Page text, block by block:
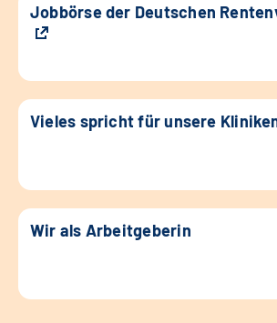
Jobbörse der Deutschen
Vieles spricht für unsere
Wir als Arbeitgeberin